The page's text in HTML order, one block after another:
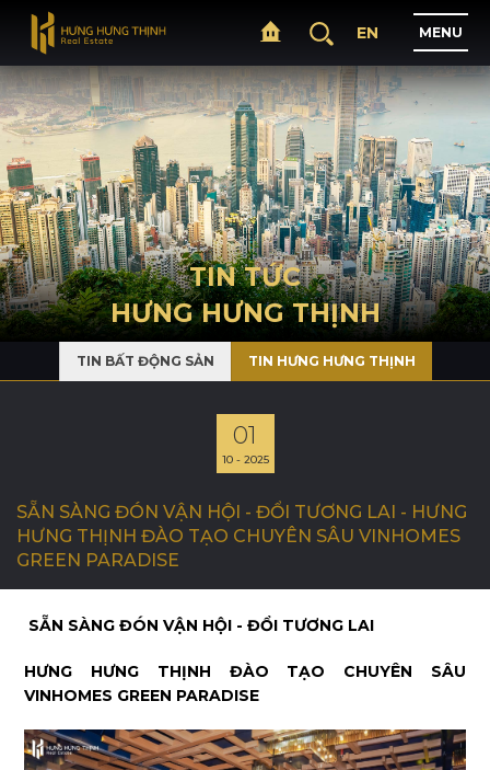
TRANG CHỦ
GIỚI THIỆU
DỰ Á N
C HOẠ
IN TỨ
CƠ HỘ
LIÊN H Ệ
EN MENU
TIN TỨC
HƯNG HƯNG THỊNH
TIN BẤT ĐỘNG SẢN TIN HƯNG HƯNG THỊNH
01
10 - 2025
SẴN SÀNG ĐÓN VẬN HỘI - ĐỔI TƯƠNG LAI - HƯNG
HƯNG THỊNH ĐÀO TẠO CHUYÊN SÂU VINHOMES
GREEN PARADISE
SẴN SÀNG ĐÓN VẬN HỘI - ĐỔI TƯƠNG LAI
HƯNG HƯNG THỊNH ĐÀO TẠO CHUYÊN SÂU
VINHOMES GREEN PARADISE